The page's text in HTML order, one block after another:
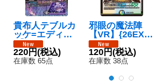
貴布人テブルカ
ッケ=エディ【V
R】{26EX137/5
0}《闇》
220円(税込)
在庫数 65点
邪眼の魔法陣
【VR】{26EX14
8/50}《多》
120円(税込)
在庫数 38点